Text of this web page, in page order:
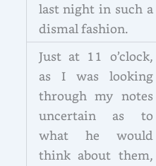
last night in such a
dismal fashion.
Just at 11 o’clock,
as I was looking
through my notes
uncertain as to
what he would
think about them,